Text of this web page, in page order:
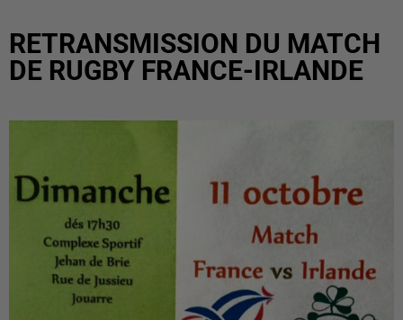
RETRANSMISSION DU MATCH
DE RUGBY FRANCE-IRLANDE